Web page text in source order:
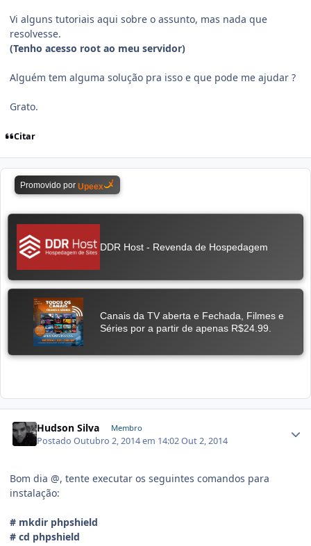
Vi alguns tutoriais aqui sobre o assunto, mas nada que
resolvesse.
(Tenho acesso root ao meu servidor)
Alguém tem alguma solução pra isso e que pode me ajudar ?
Grato.
Citar
Hudson Silva Membro
PostadoOutubro 2, 2014 em 14:02Out 2, 2014
Bom dia @, tente executar os seguintes comandos para
instalação:
# mkdir phpshield
# cd phpshield